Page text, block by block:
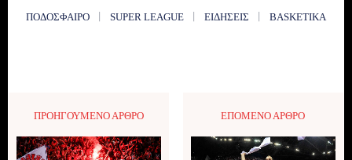
ΠΟΔΌΣΦΑΙΡΟ
SUPER LEAGUE ΕΙΔΉΣΕΙΣ BASKETIKA
ΠΡΟΗΓΟΎΜΕΝΟ ΆΡΘΡΟ ΕΠΌΜΕΝΟ ΆΡΘΡΟ